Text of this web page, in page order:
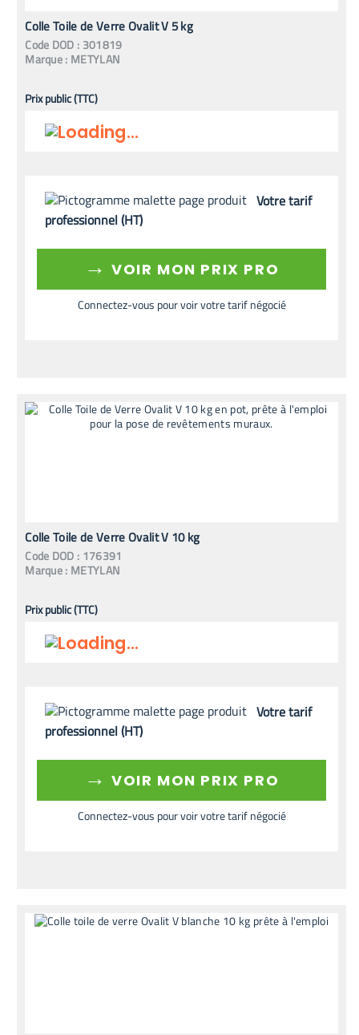
Colle Toile de Verre Ovalit V 5 kg
Code DOD : 301819
Marque : METYLAN
Prix public (TTC)
Votre tarif
professionnel (HT)
→ VOIR MON PRIX PRO
Connectez-vous pour voir votre tarif négocié
Colle Toile de Verre Ovalit V 10 kg
Code DOD : 176391
Marque : METYLAN
Prix public (TTC)
Votre tarif
professionnel (HT)
→ VOIR MON PRIX PRO
Connectez-vous pour voir votre tarif négocié